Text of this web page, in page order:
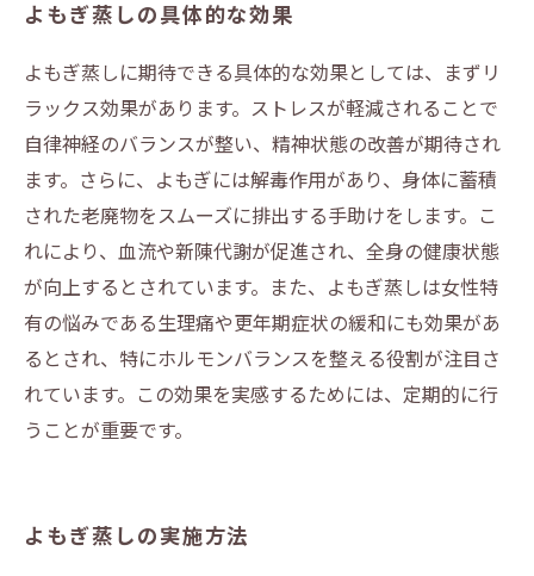
よもぎ蒸しの具体的な効果
よもぎ蒸しに期待できる具体的な効果としては、まずリ
ラックス効果があります。ストレスが軽減されることで
自律神経のバランスが整い、精神状態の改善が期待され
ます。さらに、よもぎには解毒作用があり、身体に蓄積
された老廃物をスムーズに排出する手助けをします。こ
れにより、血流や新陳代謝が促進され、全身の健康状態
が向上するとされています。また、よもぎ蒸しは女性特
有の悩みである生理痛や更年期症状の緩和にも効果があ
るとされ、特にホルモンバランスを整える役割が注目さ
れています。この効果を実感するためには、定期的に行
うことが重要です。
よもぎ蒸しの実施方法